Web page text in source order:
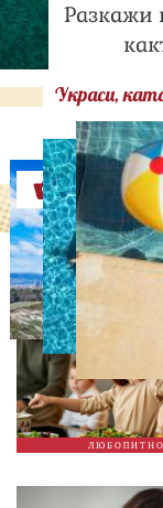
Разкажи
Украси,
ЛЮБОПИТНО